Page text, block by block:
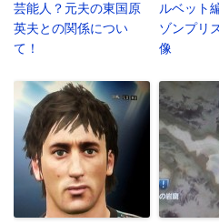
芸能人？元夫の東国原
英夫との関係につい
て！
ルベット
ゾンプリ
像